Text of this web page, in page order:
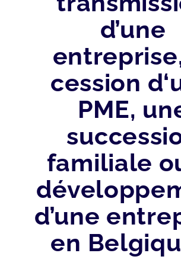
d’une
cession
PME,
familiale
d’une
en